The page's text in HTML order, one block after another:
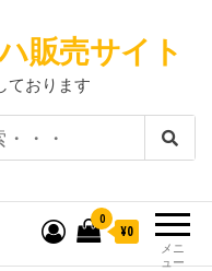
販売サイト
ております
メニ
ュー
0
¥0